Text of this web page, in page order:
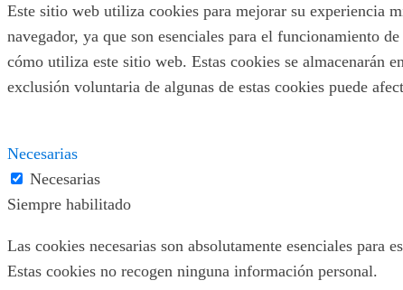
Este sitio web utiliza cookies para mejorar su experiencia
navegador, ya que son esenciales para el funcionamiento
cómo utiliza este sitio web. Estas cookies se almacenarán
exclusión voluntaria de algunas de estas cookies puede
Necesarias
Necesarias
Siempre habilitado
Las cookies necesarias son absolutamente esenciales
Estas cookies no recogen ninguna información personal.